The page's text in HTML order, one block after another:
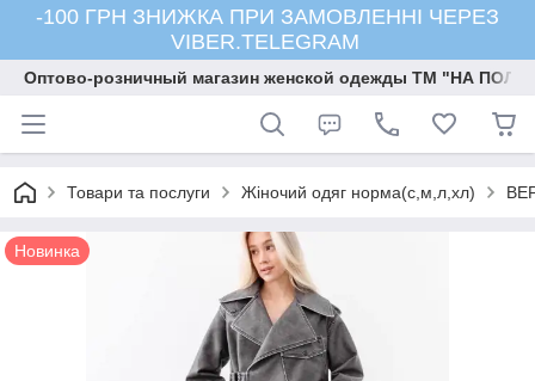
-100 ГРН ЗНИЖКА ПРИ ЗАМОВЛЕННІ ЧЕРЕЗ
VIBER.TELEGRAM
Оптово-розничный магазин женской одежды ТМ "НА
Товари та послуги Жіночий одяг норма(с,м,л,хл)
Новинка